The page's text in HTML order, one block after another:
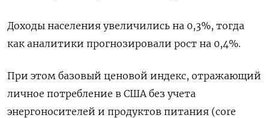
Доходы ‌населения увеличились ‍на 0,‌3%, тогда
как ​аналитики прогнозировали рост на 0,4%.
При ⁠этом базовый ‍ценовой индекс, отражающий
‌личное потребление в США без учета
энергоносителей и продуктов питания (core